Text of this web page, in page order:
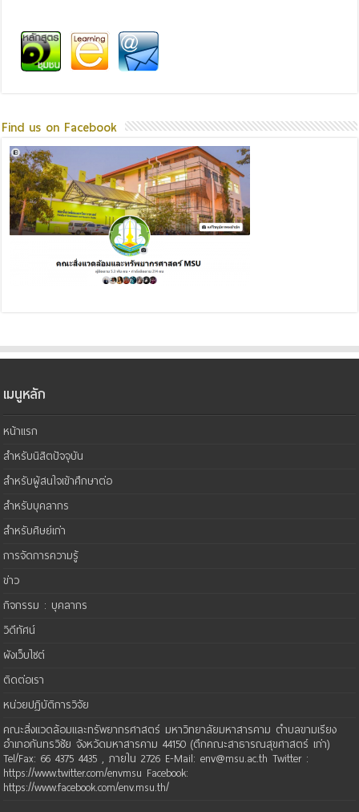
Find us on Facebook
เมนูหลัก
หน้าแรก
สำหรับนิสิตปัจจุบัน
สำหรับผู้สนใจเข้าศึกษาต่อ
สำหรับบุคลากร
สำหรับศิษย์เก่า
การจัดการความรู้
ข่าว
กิจกรรม : บุคลากร
วิดีทัศน์
ผังเว็บไซต์
ติดต่อเรา
หน่วยปฏิบัติการวิจัย
คณะสิ่งแวดล้อมและทรัพยากรศาสตร์ มหาวิทยาลัยมหาสารคาม ตำบลขามเรียง
อำเภอกันทรวิชัย จังหวัดมหาสารคาม 44150 (ตึกคณะสาธารณสุขศาสตร์ เก่า)
Tel/Fax: 66 4375 4435 , ภายใน 2726 E-Mail: env@msu.ac.th Twitter :
https://www.twitter.com/envmsu Facebook:
https://www.facebook.com/env.msu.th/